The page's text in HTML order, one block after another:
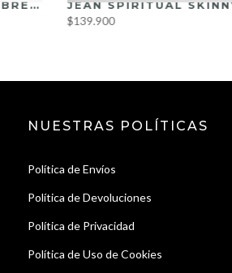
$139.900
NUESTRAS POLÍTICAS
Política de Envíos
Política de Devoluciones
Política de Privacidad
Política de Uso de Cookies